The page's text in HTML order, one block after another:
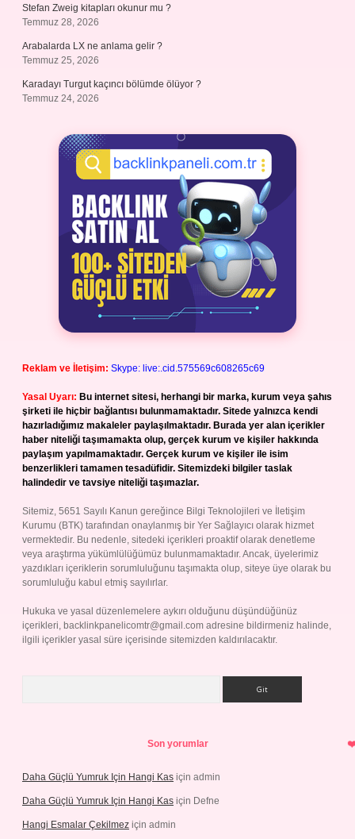
Stefan Zweig kitapları okunur mu ?
Temmuz 28, 2026
Arabalarda LX ne anlama gelir ?
Temmuz 25, 2026
Karadayı Turgut kaçıncı bölümde ölüyor ?
Temmuz 24, 2026
Reklam ve İletişim: Skype: live:.cid.575569c608265c69
Yasal Uyarı: Bu internet sitesi, herhangi bir marka, kurum veya şahıs
şirketi ile hiçbir bağlantısı bulunmamaktadır. Sitede yalnızca kendi
hazırladığımız makaleler paylaşılmaktadır. Burada yer alan içerikler
haber niteliği taşımamakta olup, gerçek kurum ve kişiler hakkında
paylaşım yapılmamaktadır. Gerçek kurum ve kişiler ile isim
benzerlikleri tamamen tesadüfidir. Sitemizdeki bilgiler taslak
halindedir ve tavsiye niteliği taşımazlar.
Sitemiz, 5651 Sayılı Kanun gereğince Bilgi Teknolojileri ve İletişim
Kurumu (BTK) tarafından onaylanmış bir Yer Sağlayıcı olarak hizmet
vermektedir. Bu nedenle, sitedeki içerikleri proaktif olarak denetleme
veya araştırma yükümlülüğümüz bulunmamaktadır. Ancak, üyelerimiz
yazdıkları içeriklerin sorumluluğunu taşımakta olup, siteye üye olarak bu
sorumluluğu kabul etmiş sayılırlar.
Hukuka ve yasal düzenlemelere aykırı olduğunu düşündüğünüz
içerikleri, backlinkpanelicomtr@gmail.com adresine bildirmeniz halinde,
ilgili içerikler yasal süre içerisinde sitemizden kaldırılacaktır.
Son yorumlar
Daha Güçlü Yumruk Için Hangi Kas için admin
Daha Güçlü Yumruk Için Hangi Kas için Defne
Hangi Esmalar Çekilmez için admin